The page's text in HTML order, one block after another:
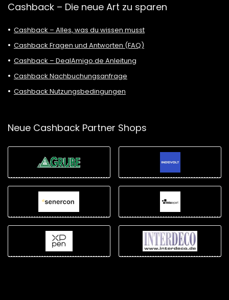
Cashback – Die neue Art zu sparen
Cashback – Alles, was du wissen musst
Cashback Fragen und Antworten (FAQ)
Cashback – DealAmigo.de Anleitung
Cashback Nachbuchungsanfrage
Cashback Nutzungsbedingungen
Neue Cashback Partner Shops